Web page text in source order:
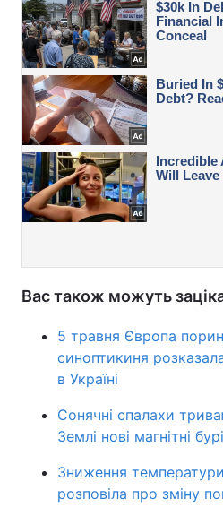
Вас також можуть
5 травня Європа
синоптикиня
в Україні
Сонячні спалахи
Землі нові магнітні
Зниження
розповіла про зміну